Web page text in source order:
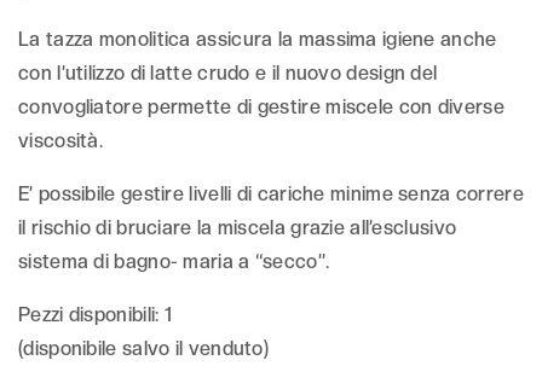
La tazza monolitica assicura la massima igiene anche
con l’utilizzo di latte crudo e il nuovo design del
convogliatore permette di gestire miscele con diverse
viscosità.
E’ possibile gestire livelli di cariche minime senza correre
il rischio di bruciare la miscela grazie all’esclusivo
sistema di bagno- maria a “secco”.
Pezzi disponibili: 1
(disponibile salvo il venduto)